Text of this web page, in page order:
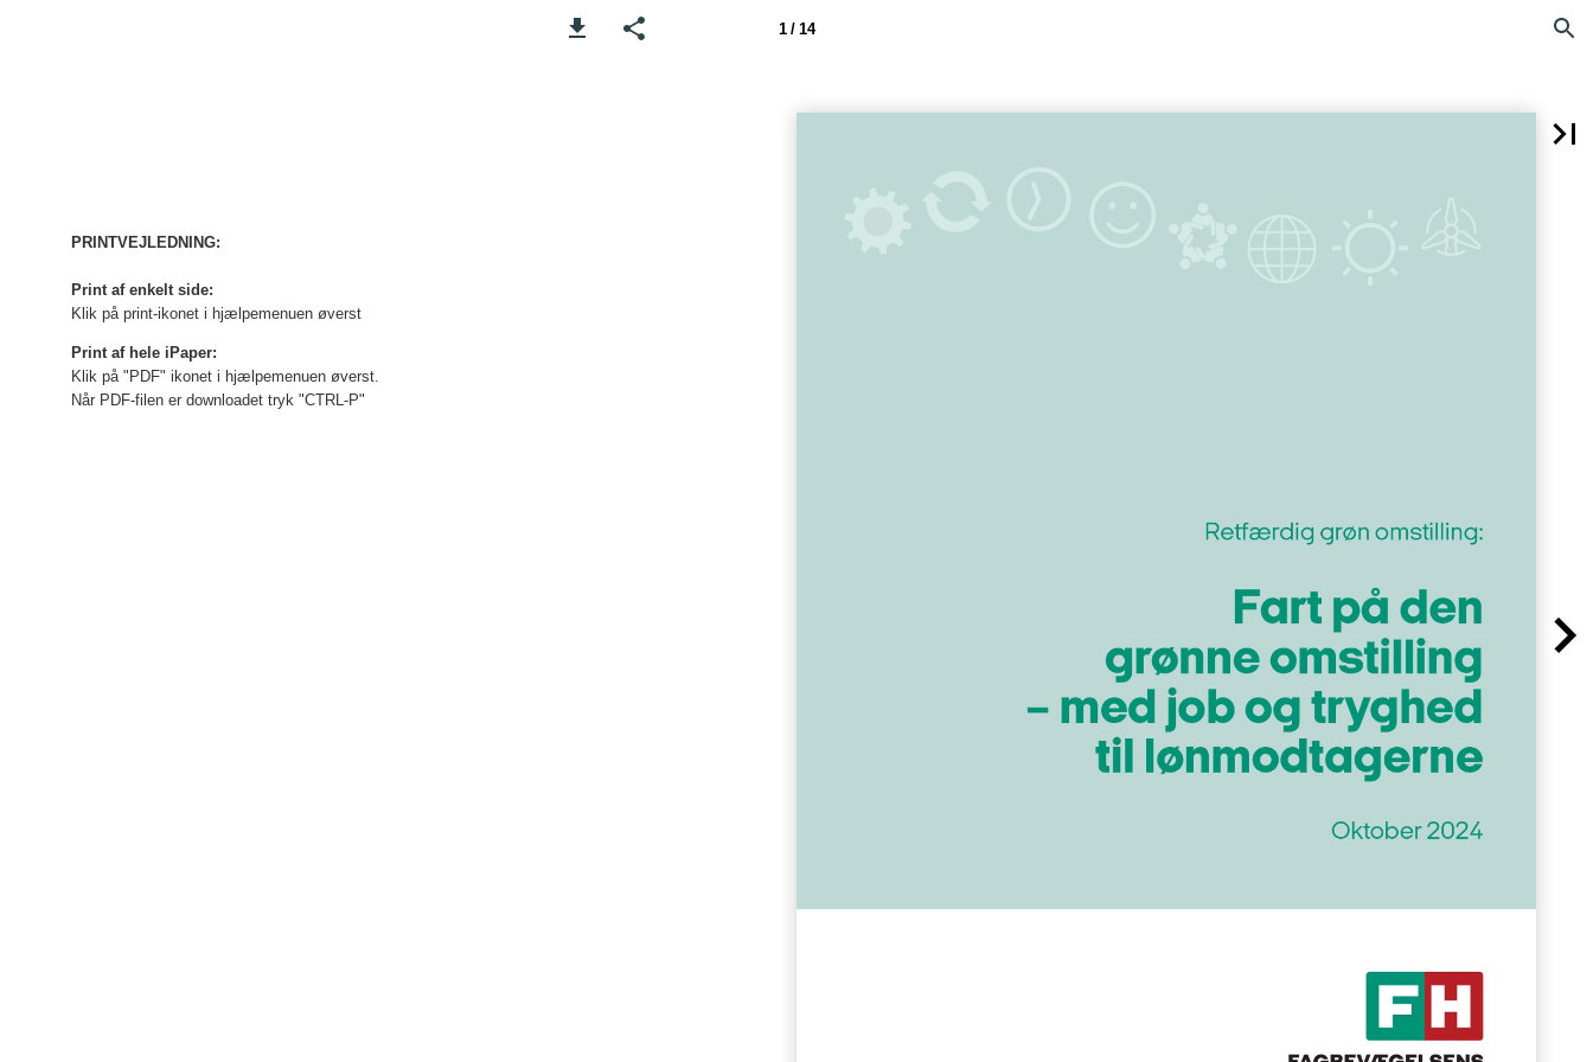
1 / 14
PRINTVEJLEDNING:
Print af enkelt side:
Klik på print-ikonet i hjælpemenuen øverst
Print af hele iPaper:
Klik på "PDF" ikonet i hjælpemenuen øverst.
Når PDF-filen er downloadet tryk "CTRL-P"